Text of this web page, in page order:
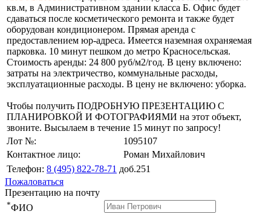
кв.м, в Административном здании класса Б. Офис будет
сдаваться после косметического ремонта и также будет
оборудован кондиционером. Прямая аренда с
предоставлением юр-адреса. Имеется наземная охраняемая
парковка. 10 минут пешком до метро Красносельская.
Стоимость аренды: 24 800 руб/м2/год. В цену включено:
затраты на электричество, коммунальные расходы,
эксплуатационные расходы. В цену не включено: уборка.
Чтобы получить ПОДРОБНУЮ ПРЕЗЕНТАЦИЮ С
ПЛАНИРОВКОЙ И ФОТОГРАФИЯМИ на этот объект,
звоните. Высылаем в течение 15 минут по запросу!
Лот №:
1095107
Контактное лицо:
Роман Михайлович
Телефон: 8 (495) 822-78-71 доб.251
Пожаловаться
Презентацию на почту
*ФИО